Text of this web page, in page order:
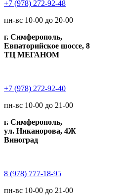
+7 (978) 272-92-48
пн-вс 10-00 до 20-00
г. Симферополь,
Евпаторийское шоссе, 8
ТЦ МЕГАНОМ
+7 (978) 272-92-40
пн-вс 10-00 до 21-00
г. Симферополь,
ул. Никанорова, 4Ж
Виноград
8 (978) 777-18-95
пн-вс 10-00 до 21-00